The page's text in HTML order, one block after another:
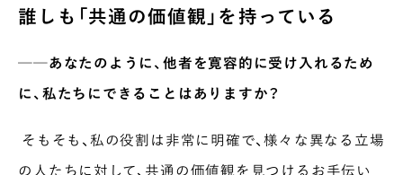
誰しも「共通の価値観」を持っている
──あなたのように、他者を寛容的に受け入れるため
に、私たちにできることはありますか？
そもそも、私の役割は非常に明確で、様々な異なる立場
の人たちに対して、共通の価値観を見つけるお手伝い